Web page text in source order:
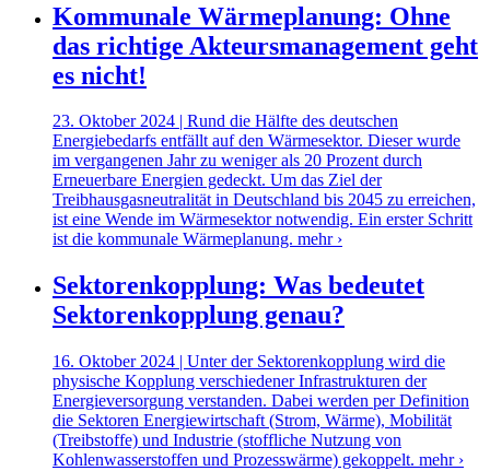
Kommunale Wärmeplanung: Ohne
das richtige Akteursmanagement geht
es nicht!
23. Oktober 2024 | Rund die Hälfte des deutschen
Energiebedarfs entfällt auf den Wärmesektor. Dieser wurde
im vergangenen Jahr zu weniger als 20 Prozent durch
Erneuerbare Energien gedeckt. Um das Ziel der
Treibhausgasneutralität in Deutschland bis 2045 zu erreichen,
ist eine Wende im Wärmesektor notwendig. Ein erster Schritt
ist die kommunale Wärmeplanung. mehr ›
Sektorenkopplung: Was bedeutet
Sektorenkopplung genau?
16. Oktober 2024 | Unter der Sektorenkopplung wird die
physische Kopplung verschiedener Infrastrukturen der
Energieversorgung verstanden. Dabei werden per Definition
die Sektoren Energiewirtschaft (Strom, Wärme), Mobilität
(Treibstoffe) und Industrie (stoffliche Nutzung von
Kohlenwasserstoffen und Prozesswärme) gekoppelt. mehr ›